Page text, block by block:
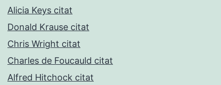
Alicia Keys citat
Donald Krause citat
Chris Wright citat
Charles de Foucauld citat
Alfred Hitchock citat